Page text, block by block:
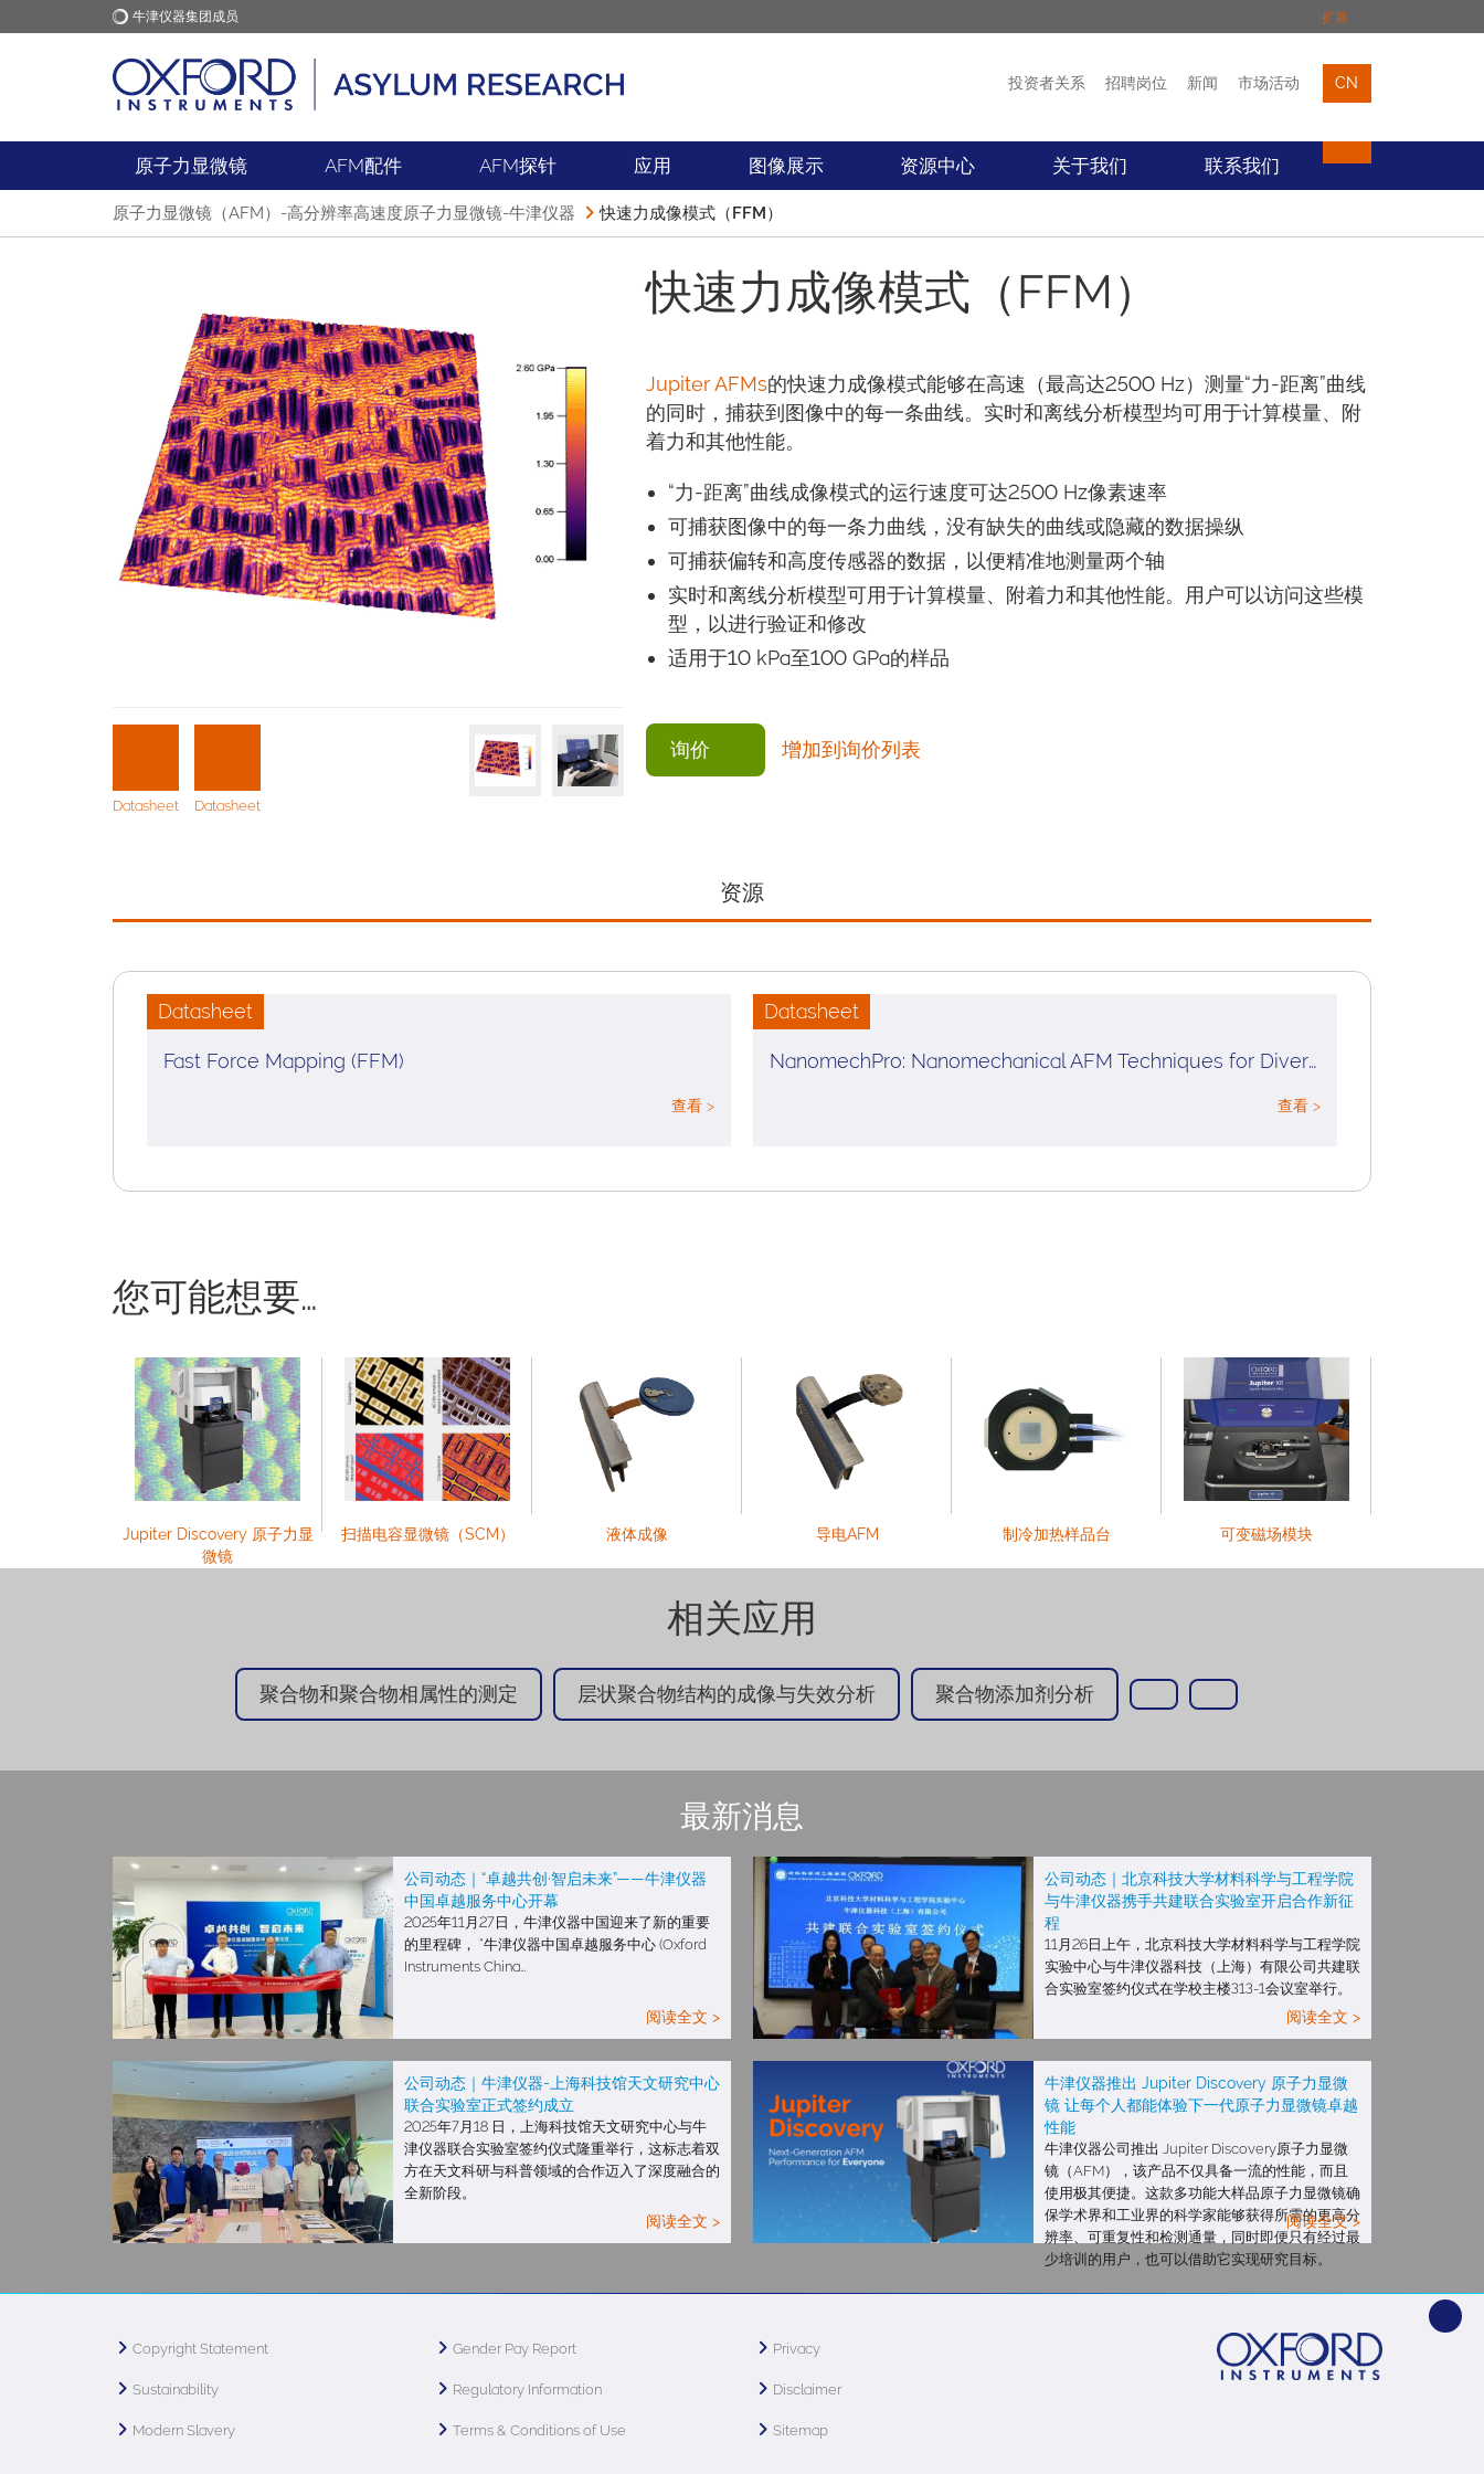
牛津仪器集团成员 扩展
牛津仪器 应用 市场活动 联络我们
投资者关系 招聘岗位 新闻 市场活动 CN
原子力显微镜 AFM配件 AFM探针 应用 图像展示 资源中心 关于我们 联系我们
原子力显微镜（AFM）-高分辨率高速度原子力显微镜-牛津仪器 快速力成像模式（FFM）
快速力成像模式（FFM）
Datasheet Datasheet
Jupiter AFMs的快速力成像模式能够在高速（最高达2500 Hz）测量“力-距离”曲线
的同时，捕获到图像中的每一条曲线。实时和离线分析模型均可用于计算模量、附
着力和其他性能。
“力-距离”曲线成像模式的运行速度可达2500 Hz像素速率
可捕获图像中的每一条力曲线，没有缺失的曲线或隐藏的数据操纵
可捕获偏转和高度传感器的数据，以便精准地测量两个轴
实时和离线分析模型可用于计算模量、附着力和其他性能。用户可以访问这些模
型，以进行验证和修改
适用于10 kPa至100 GPa的样品
询价 增加到询价列表
资源
Datasheet
Fast Force Mapping (FFM)
查看 >
Datasheet
NanomechPro: Nanomechanical AFM Techniques for Diverse Materials
查看 >
您可能想要…
Jupiter Discovery 原子力显
微镜
扫描电容显微镜（SCM） 液体成像 导电AFM 制冷加热样品台 可变磁场模块
相关应用
聚合物和聚合物相属性的测定 层状聚合物结构的成像与失效分析 聚合物添加剂分析
最新消息
公司动态｜“卓越共创·智启未来”——牛津仪器
中国卓越服务中心开幕
2025年11月27日，牛津仪器中国迎来了新的重要
的里程碑， “牛津仪器中国卓越服务中心 (Oxford
Instruments China…
阅读全文 >
公司动态｜北京科技大学材料科学与工程学院
与牛津仪器携手共建联合实验室开启合作新征
程
11月26日上午，北京科技大学材料科学与工程学院
实验中心与牛津仪器科技（上海）有限公司共建联
合实验室签约仪式在学校主楼313-1会议室举行。
阅读全文 >
公司动态｜牛津仪器-上海科技馆天文研究中心
联合实验室正式签约成立
2025年7月18 日，上海科技馆天文研究中心与牛
津仪器联合实验室签约仪式隆重举行，这标志着双
方在天文科研与科普领域的合作迈入了深度融合的
全新阶段。
阅读全文 >
牛津仪器推出 Jupiter Discovery 原子力显微
镜 让每个人都能体验下一代原子力显微镜卓越
性能
牛津仪器公司推出 Jupiter Discovery原子力显微
镜（AFM），该产品不仅具备一流的性能，而且
使用极其便捷。这款多功能大样品原子力显微镜确
保学术界和工业界的科学家能够获得所需的更高分
辨率、可重复性和检测通量，同时即便只有经过最
少培训的用户，也可以借助它实现研究目标。
阅读全文 >
Copyright Statement
Sustainability
Modern Slavery
Gender Pay Report
Regulatory Information
Terms & Conditions of Use
Privacy
Disclaimer
Sitemap